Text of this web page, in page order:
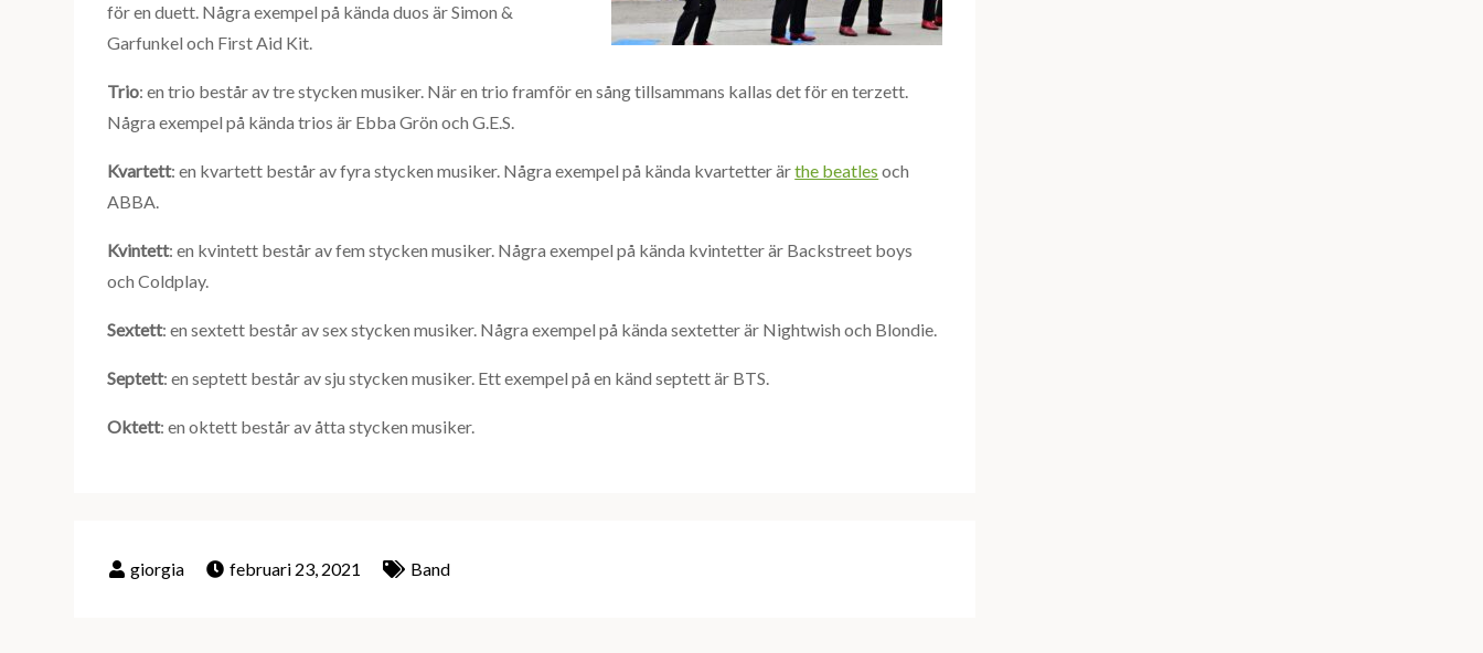
för en duett. Några exempel på kända duos är Simon &
Garfunkel och First Aid Kit.
Trio: en trio består av tre stycken musiker. När en trio framför en sång tillsammans kallas det för en terzett.
Några exempel på kända trios är Ebba Grön och G.E.S.
Kvartett: en kvartett består av fyra stycken musiker. Några exempel på kända kvartetter ärthe beatles och
ABBA.
Kvintett: en kvintett består av fem stycken musiker. Några exempel på kända kvintetter är Backstreet boys
och Coldplay.
Sextett: en sextett består av sex stycken musiker. Några exempel på kända sextetter är Nightwish och Blondie.
Septett: en septett består av sju stycken musiker. Ett exempel på en känd septett är BTS.
Oktett: en oktett består av åtta stycken musiker.
februari 23, 2021 Band